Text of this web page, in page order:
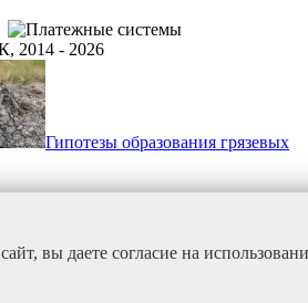
2014 - 2026
Гипотезы образования грязевых
вы даете согласие на